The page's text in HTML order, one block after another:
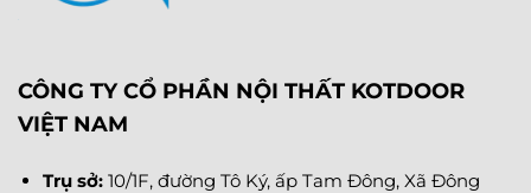
CÔNG TY CỔ PHẦN NỘI THẤT KOTDOOR
VIỆT NAM
Trụ sở: 10/1F, đường Tô Ký, ấp Tam Đông, Xã Đông